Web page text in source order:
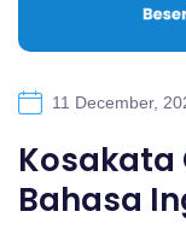
11 December,
Kosakata
Bahasa